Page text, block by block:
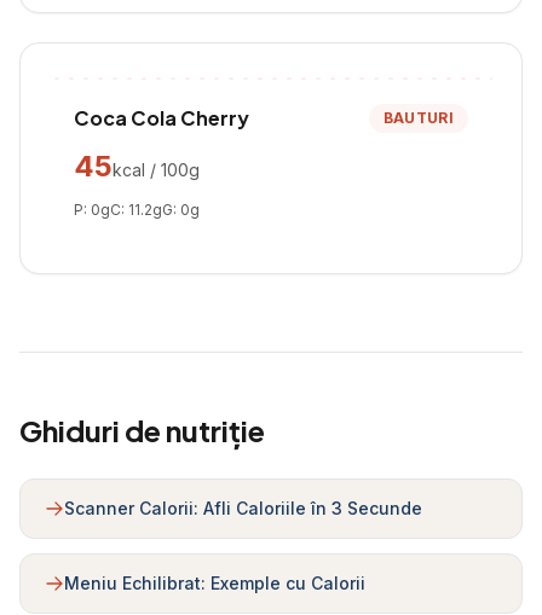
Coca Cola Cherry BAUTURI
45kcal / 100g
P: 0gC: 11.2gG: 0g
Ghiduri de nutriție
Scanner Calorii: Afli Caloriile în 3 Secunde
Meniu Echilibrat: Exemple cu Calorii